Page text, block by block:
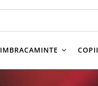
IMBRACAMINTE COPII